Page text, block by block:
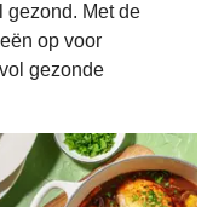
gezond. Met de
op voor
gezonde